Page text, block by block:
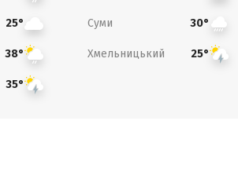
25° Суми 30°
38° Хмельницький 25°
35°